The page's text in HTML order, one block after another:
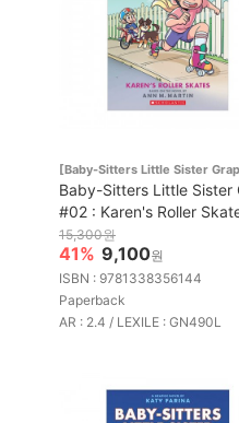
[Baby-Sitters Little Sister
Baby-Sitters Little Sister
#02 : Karen's Roller
15,300원
41% 9,100원
ISBN : 9781338356144
Paperback
AR : 2.4 / LEXILE : GN490L